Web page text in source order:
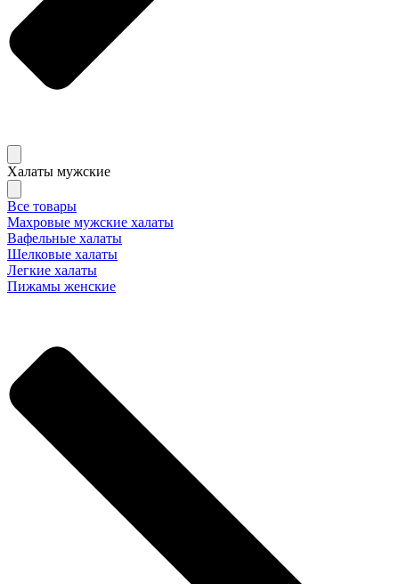
Халаты мужские
Все товары
Махровые мужские халаты
Вафельные халаты
Шелковые халаты
Легкие халаты
Пижамы женские